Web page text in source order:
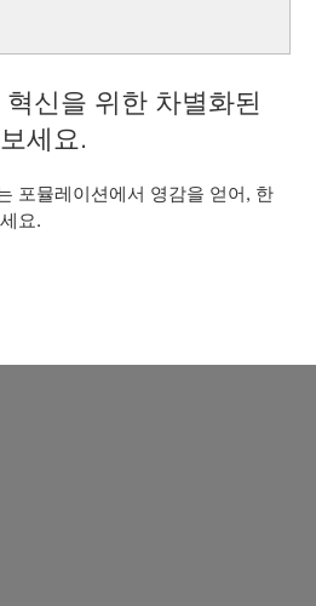
신을 위한 차별화된
세요.
포뮬레이션에서 영감을 얻어, 한
요.